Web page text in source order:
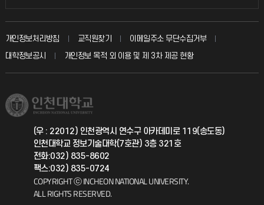
입학안내
취업정보(학생)
칭찬마당
학생서비스 지킴이
총동문회
교수회
교육혁신본부
국제지원과
공자아카데미
기초교육원
개인정보처리방침 교직원찾기
이메일주소 무단수집거부
대학정보공시
개인정보 목적 외 이용 및 제 3차 제공 현황
(우 : 22012) 인천광역시 연수구 아카데미로 119(송도동)
인천대학교 정보기술대학(7호관) 3층 321호
전화:032) 835-8602
팩스:032) 835-0724
COPYRIGHT ⓒ INCHEON NATIONAL UNIVERSITY.
ALL RIGHTS RESERVED.